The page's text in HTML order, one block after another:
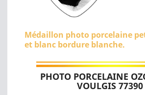
Médaillon photo porcelaine
et blanc bordure blanche.
PHOTO PORCELAINE
VOULGIS 77390